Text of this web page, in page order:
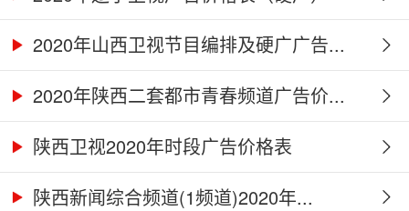
2020年山西卫视节目编排及硬广广告...
2020年陕西二套都市青春频道广告价...
陕西卫视2020年时段广告价格表
陕西新闻综合频道(1频道)2020年...